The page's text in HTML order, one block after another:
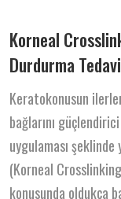
Korneal
Durdurma
Keratokonusun
bağlarını
uygulaması
(Korneal
konusunda oldukça